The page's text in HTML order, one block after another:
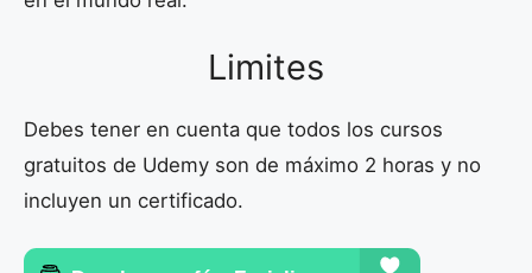
Limites
Debes tener en cuenta que todos los cursos
gratuitos de Udemy son de máximo 2 horas y no
incluyen un certificado.